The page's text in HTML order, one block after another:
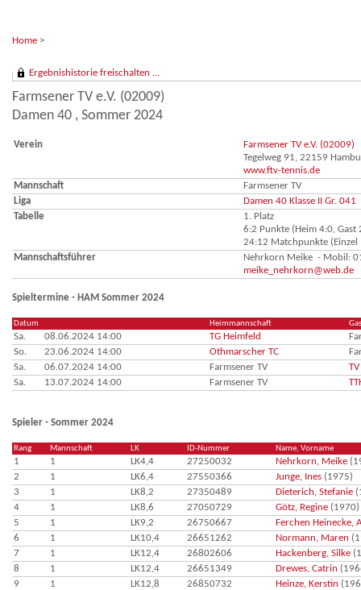
Home >
Ergebnishistorie freischalten ...
Farmsener TV e.V. (02009)
Damen 40 , Sommer 2024
Verein
Farmsener TV e.V. (02009)
Tegelweg 91, 22159
www.ftv-tennis.de
Mannschaft
Farmsener TV
Liga
Damen 40 Klasse II Gr. 041
Tabelle
1. Platz
6:2 Punkte (Heim 4:0, Gast
24:12 Matchpunkte
Mannschaftsführer
Nehrkorn Meike - Mobil:
meike_nehrkorn@web.de
Spieltermine - HAM Sommer 2024
Datum Heimmannschaft
Sa. 08.06.2024 14:00 TG Heimfeld
So.
23.06.2024 14:00 Othmarscher TC
Sa.
06.07.2024 14:00 Farmsener TV
Sa.
13.07.2024 14:00 Farmsener TV
Spieler - Sommer 2024
Rang Mannschaft LK ID-Nummer Name, Vorname
1 1 LK4,4 27250032 Nehrkorn, Meike
2
1 LK6,4 27550366 Junge, Ines (1975)
3
1 LK8,2 27350489 Dieterich, Stefanie
4
1 LK8,6 27050729 Götz, Regine (1970)
5
1 LK9,2 26750667
Ferchen Heinecke,
6
1 LK10,4 26651262 Normann, Maren
7
1 LK12,4 26802606 Hackenberg, Silke
8
1 LK12,4 26651349 Drewes, Catrin
9
1 LK12,8 26850732 Heinze, Kerstin